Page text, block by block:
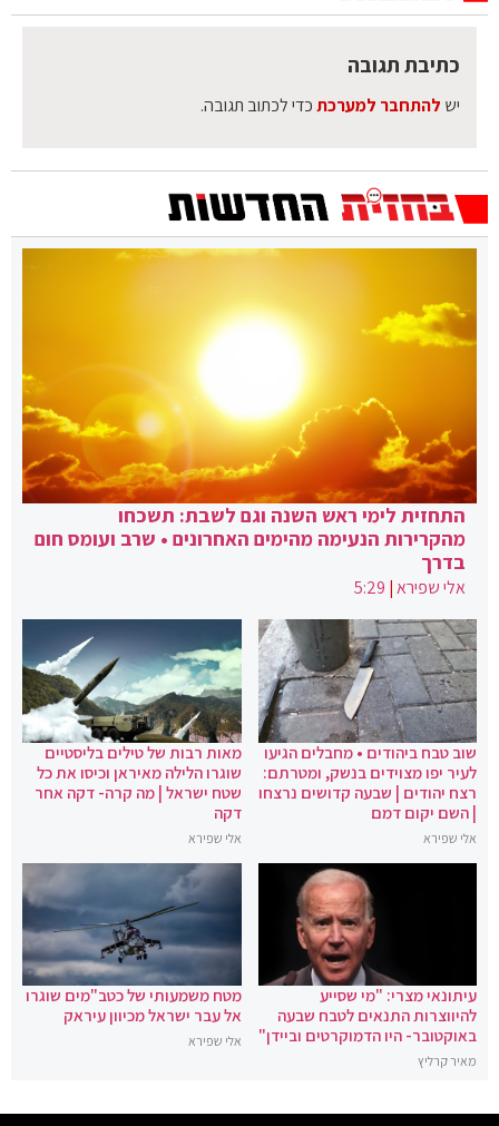
כתיבת תגובה
יש להתחבר למערכתכדי לכתוב תגובה.
התחזית לימי ראש השנה וגם לשבת: תשכחו
מהקרירות הנעימה מהימים האחרונים • שרב ועומס חום
בדרך
אלי שפירא|
5:29
שוב טבח ביהודים • מחבלים הגיעו
לעיר יפו מצוידים בנשק, ומטרתם:
רצח יהודים | שבעה קדושים נרצחו
| השם יקום דמם
אלי שפירא
מאות רבות של טילים בליסטיים
שוגרו הלילה מאיראן וכיסו את כל
שטח ישראל | מה קרה- דקה אחר
דקה
אלי שפירא
עיתונאי מצרי: "מי שסייע
להיווצרות התנאים לטבח שבעה
באוקטובר- היו הדמוקרטים וביידן"
מאיר קרליץ
מטח משמעותי של כטב"מים שוגרו
אל עבר ישראל מכיוון עיראק
אלי שפירא